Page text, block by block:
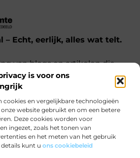
is voor ons
cookies en vergelijkbare technologieën
website gebruikt en om een betere
Deze cookies worden voor
ingezet, zoals het tonen van
en het meten van het gebruik
kunt u ons cookiebeleid
– Echt, eerlijk, alles wat telt.
van blogs en artikelen die
aan onderwerpen uit het
leven behandelen.